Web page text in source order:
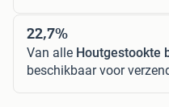
22,7%
Van alle Houtgestookte
beschikbaar voor